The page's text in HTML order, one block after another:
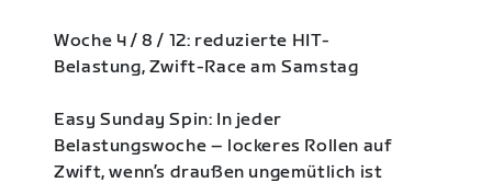
Woche 4 / 8 / 12: reduzierte HIT-
Belastung, Zwift-Race am Samstag
Easy Sunday Spin: In jeder
Belastungswoche – lockeres Rollen auf
Zwift, wenn’s draußen ungemütlich ist